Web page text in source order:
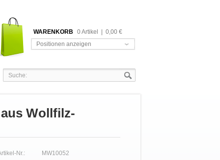
WARENKORB 0 Artikel
0,00 €
Positionen anzeigen
Wollfilz-
Nr.:
MW10052